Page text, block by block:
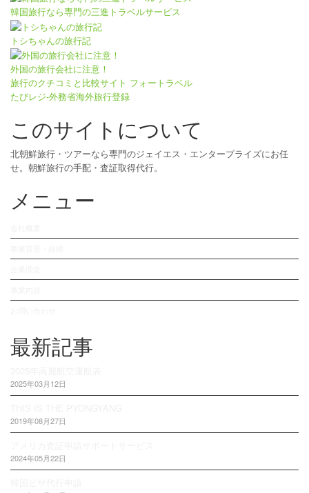
韓国旅行なら専門の三進トラベルサービス
トシちゃんの旅行記
外国の旅行会社に注意！
旅行のクチコミと比較サイト フォートラベル
たびレジ-外務省海外旅行登録
このサイトについて
北朝鮮旅行・ツアーなら専門のジェイエス・エンタープライズにお任
せ。朝鮮旅行の手配・査証取得代行。
メニュー
最新記事
2025年03月12日
2019年08月27日
2024年05月22日